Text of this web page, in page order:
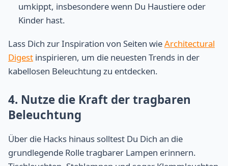
umkippt, insbesondere wenn Du Haustiere oder
Kinder hast.
Lass Dich zur Inspiration von Seiten wieArchitectural
Digest inspirieren, um die neuesten Trends in der
kabellosen Beleuchtung zu entdecken.
4. Nutze die Kraft der tragbaren
Beleuchtung
Über die Hacks hinaus solltest Du Dich an die
grundlegende Rolle tragbarer Lampen erinnern.